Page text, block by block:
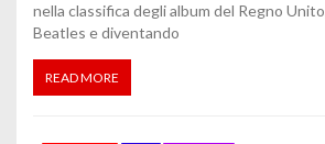
nella classifica degli album del Regno
Beatles e diventando
READ MORE